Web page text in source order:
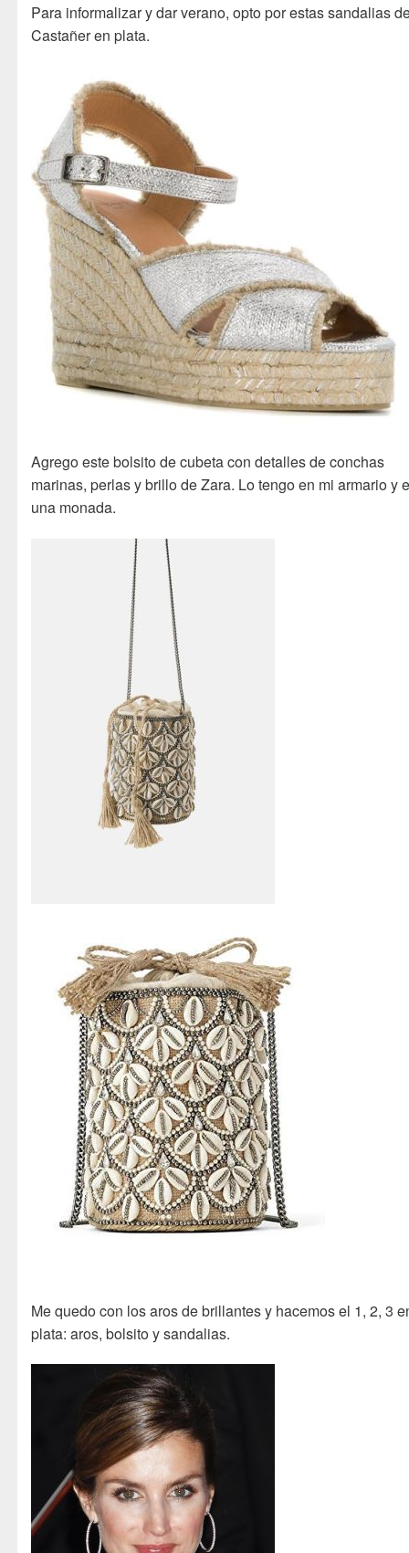
Para informalizar y dar verano, opto por estas sandalias
Castañer en plata.
Agrego este bolsito de cubeta con detalles de conchas
marinas, perlas y brillo de Zara. Lo tengo en mi armario y
una monada.
Me quedo con los aros de brillantes y hacemos el 1, 2, 3
plata: aros, bolsito y sandalias.